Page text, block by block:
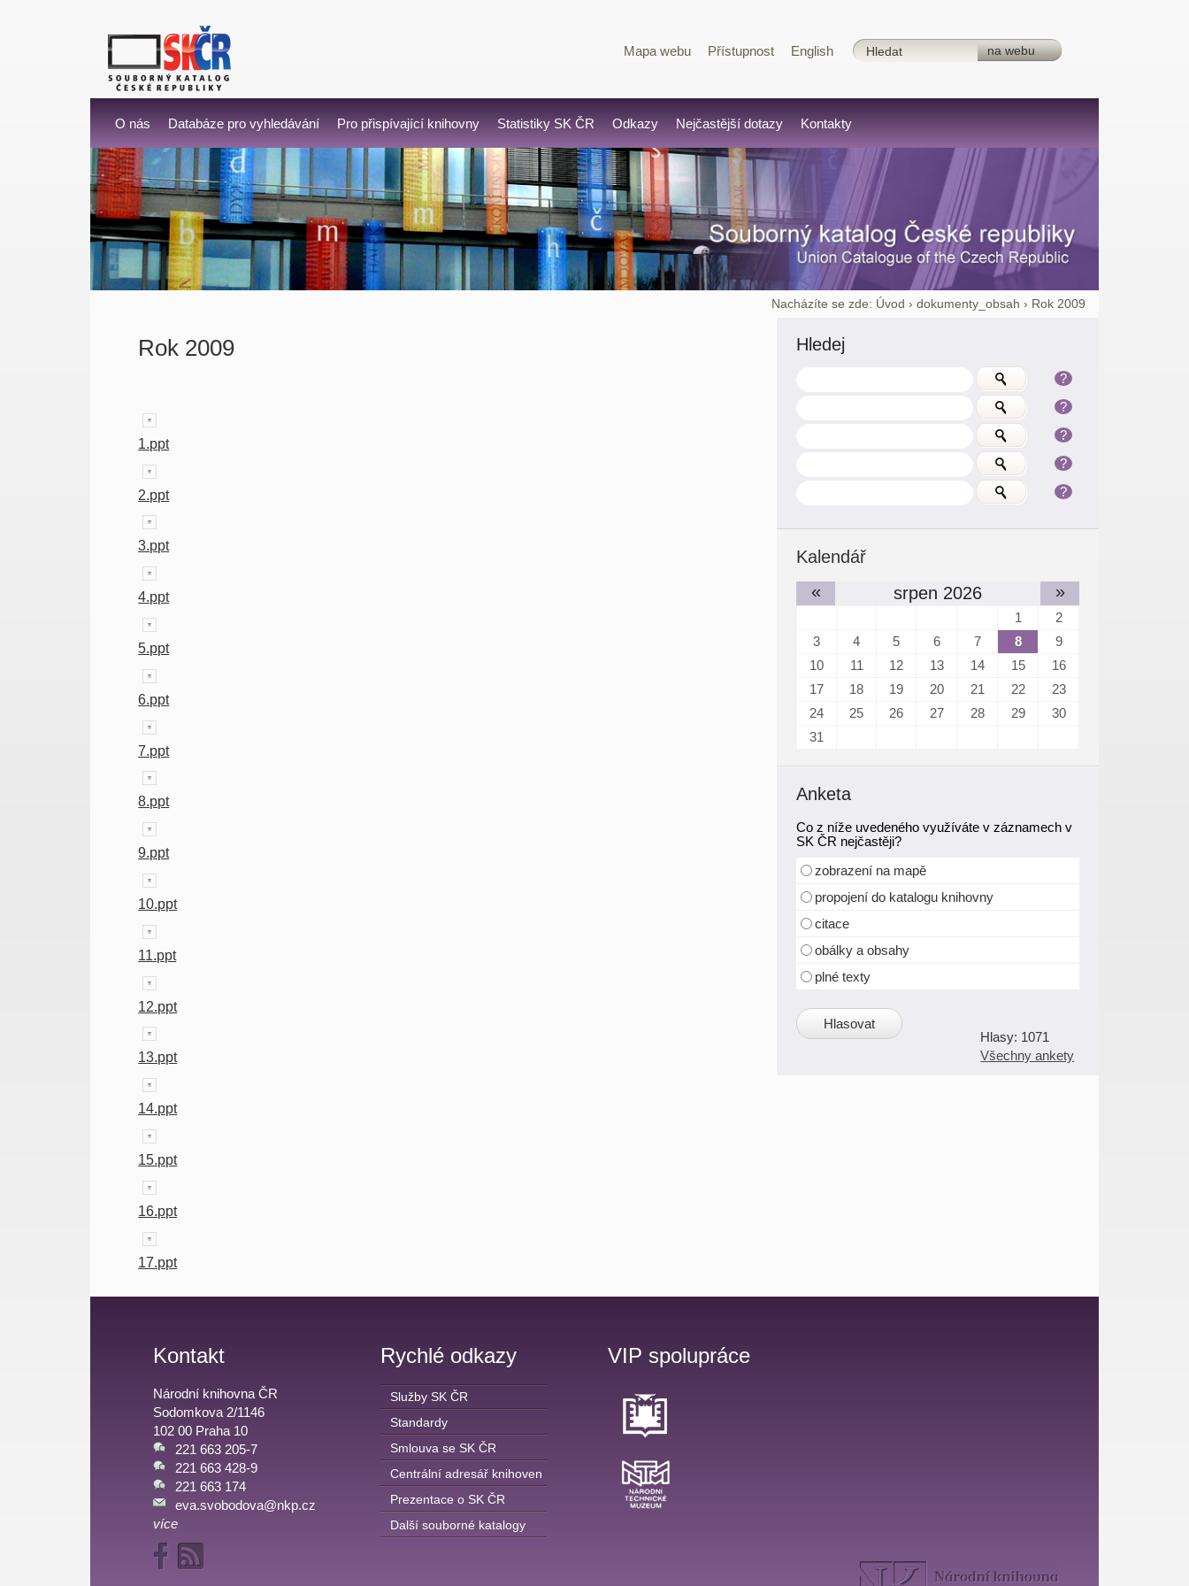
Mapa webu Přístupnost English
O nás Databáze pro vyhledávání Pro přispívající knihovny Statistiky SK ČR Odkazy Nejčastější dotazy Kontakty
Nacházíte se zde: Úvod ›dokumenty_obsah › Rok 2009
Rok 2009
1.ppt
2.ppt
3.ppt
4.ppt
5.ppt
6.ppt
7.ppt
8.ppt
9.ppt
10.ppt
11.ppt
12.ppt
13.ppt
14.ppt
15.ppt
16.ppt
17.ppt
Hledej
?
?
?
?
?
Kalendář
«
srpen 2026 »
1
2
3
4 5 6 7 8
9
10
11 12 13 14 15
16
17
18 19 20 21 22
23
24
25 26 27 28 29
30
31
Anketa
Co z níže uvedeného využíváte v záznamech v
SK ČR nejčastěji?
zobrazení na mapě
propojení do katalogu knihovny
citace
obálky a obsahy
plné texty
1071
Všechny ankety
Kontakt
Národní knihovna ČR
Sodomkova 2/1146
102 00 Praha 10
221 663 205-7
221 663 428-9
221 663 174
eva.svobodova@nkp.cz
více
Rychlé odkazy
Služby SK ČR
Standardy
Smlouva se SK ČR
Centrální adresář knihoven
Prezentace o SK ČR
Další souborné katalogy
VIP spolupráce